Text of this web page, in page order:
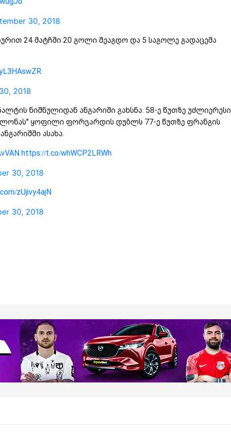
30, 2018
24 მატჩში 20 გოლი შეაგდო და 5 საგოლე გადაცემა
2018
ნიშნულიდან ანგარიში გახსნა. 58-ე წუთზე უძლიერესი
ყოფილი ფორვარდის დუბლს 77-ე წუთზე ფრანგის
ასახა.
https://t.co/whWCP2LRWh
30, 2018
zUjivy4ajN
30, 2018